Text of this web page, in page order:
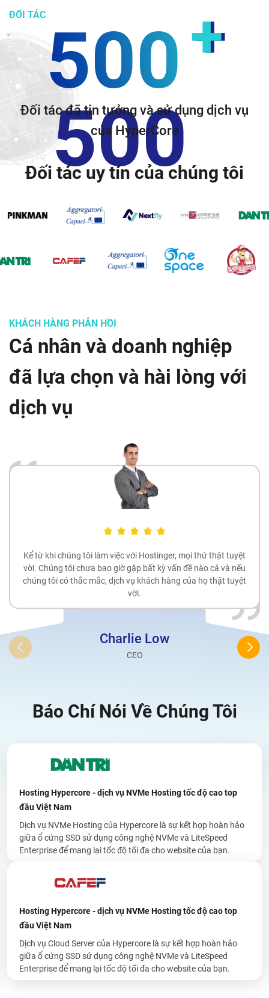
ĐỐI TÁC
500
500
+
Đối tác đã tin tưởng và sử dụng dịch vụ
của HyperCore
Đối tác uy tín của chúng tôi
KHÁCH HÀNG PHẢN HỒI
Cá nhân và doanh nghiệp
đã lựa chọn và hài lòng với
dịch vụ
Kể từ khi chúng tôi làm việc với Hostinger, mọi thứ thật tuyệt
vời. Chúng tôi chưa bao giờ gặp bất kỳ vấn đề nào cả và nếu
chúng tôi có thắc mắc, dịch vụ khách hàng của họ thật tuyệt
vời.
Charlie Low
CEO
Anni
Báo Chí Nói Về Chúng Tôi
Hosting Hypercore - dịch vụ NVMe Hosting tốc độ cao top
đầu Việt Nam
Dịch vụ NVMe Hosting của Hypercore là sự kết hợp hoàn hảo
giữa ổ cứng SSD sử dụng công nghệ NVMe và LiteSpeed
Enterprise để mang lại tốc độ tối đa cho website của bạn.
Hosting Hypercore - dịch vụ NVMe Hosting tốc độ cao top
đầu Việt Nam
Dịch vụ Cloud Server của Hypercore là sự kết hợp hoàn hảo
giữa ổ cứng SSD sử dụng công nghệ NVMe và LiteSpeed
Enterprise để mang lại tốc độ tối đa cho website của bạn.